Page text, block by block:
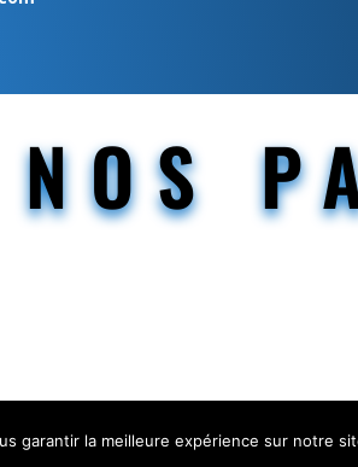
NOS
garantir la meilleure expérience sur notre